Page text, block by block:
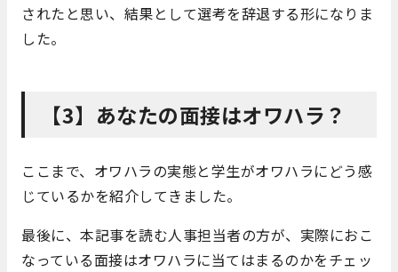
されたと思い、結果として選考を辞退する形になりま
した。
【3】あなたの面接はオワハラ？
ここまで、オワハラの実態と学生がオワハラにどう感
じているかを紹介してきました。
最後に、本記事を読む人事担当者の方が、実際におこ
なっている面接はオワハラに当てはまるのかをチェッ